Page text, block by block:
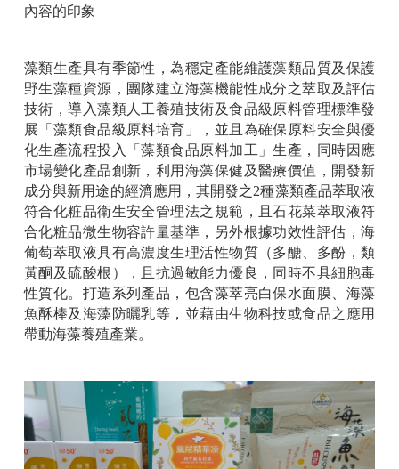
內容的印象
藻類生產具有季節性，為穩定產能維護藻類品質及保護
野生藻種資源，團隊建立海藻機能性成分之萃取及評估
技術，導入藻類人工養殖技術及食品級原料管理標準發
展「藻類食品級原料培育」，並且為確保原料安全與優
化生產流程投入「藻類食品原料加工」生產，同時因應
市場變化產品創新，利用海藻保健及醫療價值，開發新
成分與新用途的經濟應用，其開發之2種藻類產品萃取液
符合化粧品衛生安全管理法之規範，且石花菜萃取液符
合化粧品微生物容許量基準，另外根據功效性評估，海
葡萄萃取液具有高濃度生理活性物質（多醣、多酚，類
黃酮及硫酸根），且抗過敏能力優良，同時不具細胞毒
性質化。打造系列產品，包含藻萃亮白保水面膜、海藻
魚酥棒及海藻防曬乳等，並藉由生物科技或食品之應用
帶動海藻養殖產業。